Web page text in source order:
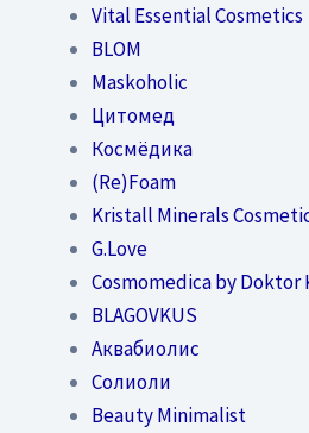
Vital Essential Cosmetics
BLOM
Maskoholic
Цитомед
Космёдика
(Re)Foam
Kristall Minerals
G.Love
Cosmomedica by Doktor
BLAGOVKUS
Аквабиолис
Солиоли
Beauty Minimalist